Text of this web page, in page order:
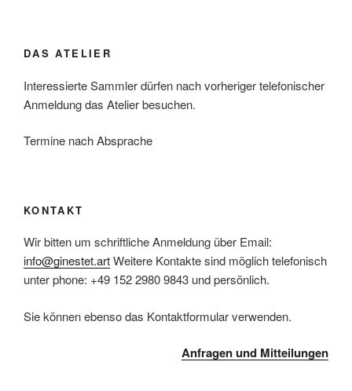
DAS ATELIER
Interessierte Sammler dürfen nach vorheriger telefonischer
Anmeldung das Atelier besuchen.
Termine nach Absprache
KONTAKT
Wir bitten um schriftliche Anmeldung über Email:
info@ginestet.artWeitere Kontakte sind möglich telefonisch
unter phone: +49 152 2980 9843 und persönlich.
Sie können ebenso das Kontaktformular verwenden.
Anfragen und Mitteilungen